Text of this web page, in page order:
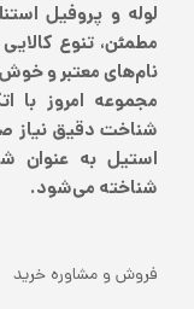
لوله و پروفیل
مطمئن، تنوع
نام‌های معتبر و
مجموعه امروز با
شناخت دقیق نیاز
استیل به عنوان
شناخته می‌شود.
فروش و مشاوره خرید